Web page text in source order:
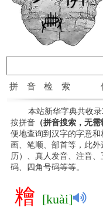
拼音检索
本站新华字典共收
按拼音（拼音搜索，无需
便地查询到汉字的字意
画、笔顺、部首等，此
历）、真人发音、注音
码、四角号码等等。
糩 [kuài]